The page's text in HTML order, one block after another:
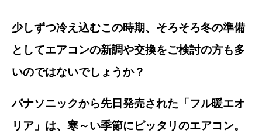
少しずつ冷え込むこの時期、そろそろ冬の準備
としてエアコンの新調や交換をご検討の方も多
いのではないでしょうか？
パナソニックから先日発売された「フル暖エオ
リア」は、寒～い季節にピッタリのエアコン。